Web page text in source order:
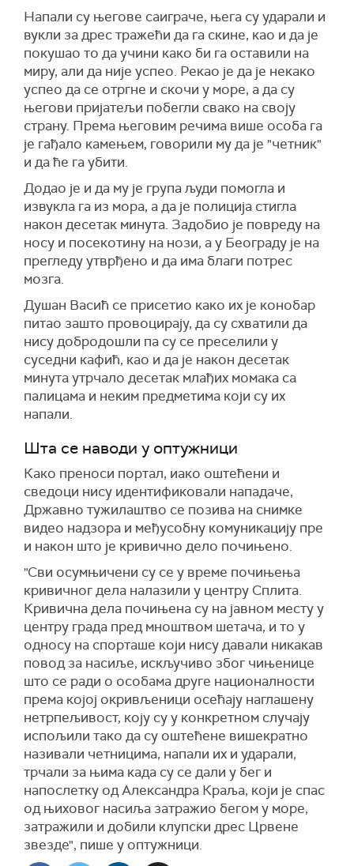
Напали су његове саиграче, њега су ударали и
вукли за дрес тражећи да га скине, као и да је
покушао то да учини како би га оставили на
миру, али да није успео. Рекао је да је некако
успео да се отргне и скочи у море, а да су
његови пријатељи побегли свако на своју
страну. Према његовим речима више особа га
је гађало камењем, говорили му да је "четник"
и да ће га убити.
Додао је и да му је група људи помогла и
извукла га из мора, а да је полиција стигла
након десетак минута. Задобио је повреду на
носу и посекотину на нози, а у Београду је на
прегледу утврђено и да има благи потрес
мозга.
Душан Васић се присетио како их је конобар
питао зашто провоцирају, да су схватили да
нису добродошли па су се преселили у
суседни кафић, као и да је након десетак
минута утрчало десетак млађих момака са
палицама и неким предметима који су их
напали.
Шта се наводи у оптужници
Како преноси портал, иако оштећени и
сведоци нису идентификовали нападаче,
Државно тужилаштво се позива на снимке
видео надзора и међусобну комуникацију пре
и након што је кривично дело почињено.
"Сви осумњичени су се у време почињења
кривичног дела налазили у центру Сплита.
Кривична дела почињена су на јавном месту у
центру града пред мноштвом шетача, и то у
односу на спорташе који нису давали никакав
повод за насиље, искључиво због чињенице
што се ради о особама друге националности
према којој окривљеници осећају наглашену
нетрпељивост, коју су у конкретном случају
испољили тако да су оштећене вишекратно
називали четницима, напали их и ударали,
трчали за њима када су се дали у бег и
напослетку од Александра Краља, који је спас
од њиховог насиља затражио бегом у море,
затражили и добили клупски дрес Црвене
звезде", пише у оптужници.